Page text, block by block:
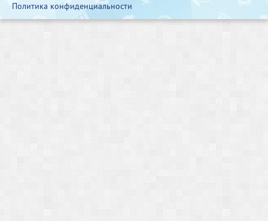
Политика конфиденциальности